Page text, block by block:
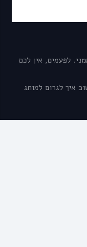
לפעמים, אין לכם
איך לגרום למותג